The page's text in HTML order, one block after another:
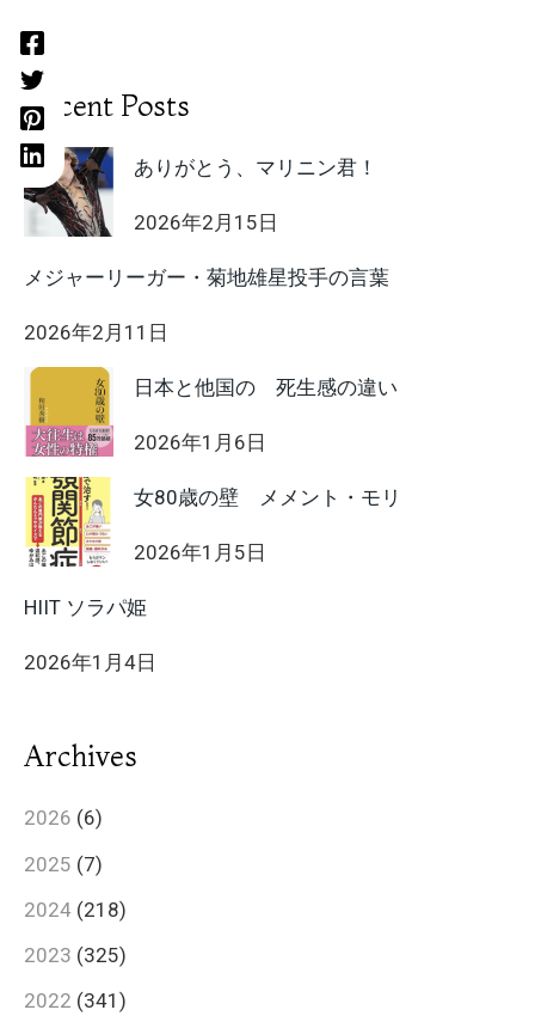
Recent Posts
ありがとう、マリニン君！
2026年2月15日
メジャーリーガー・菊地雄星投手の言葉
2026年2月11日
日本と他国の 死生感の違い
2026年1月6日
女80歳の壁 メメント・モリ
2026年1月5日
HIIT ソラパ姫
2026年1月4日
Archives
2026 (6)
2025 (7)
2024 (218)
2023 (325)
2022 (341)